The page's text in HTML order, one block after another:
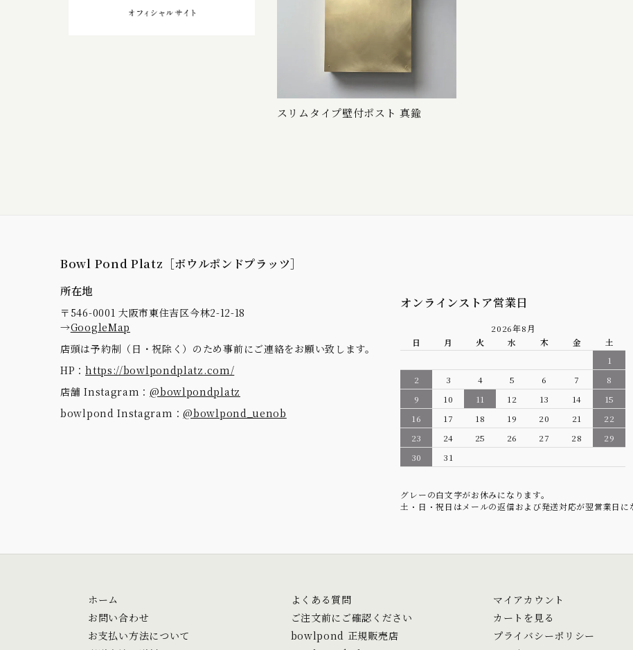
スリムタイプ壁付ポスト 真鍮
Bowl Pond Platz［ボウルポンドプラッツ］
所在地
〒546-0001 大阪市東住吉区今林2-12-18
→GoogleMap
店頭は予約制（日・祝除く）のため事前にご連絡をお願い致します。
HP：https://bowlpondplatz.com/
店舗 Instagram：@bowlpondplatz
bowlpond Instagram：@bowlpond_uenob
オンラインストア営業日
2026年8月
日
月 火 水 木 金
土
1
2
3 4 5 6 7
8
9
10 11 12 13 14
15
16
17 18 19 20 21
22
23
24 25 26 27 28
29
30
31
グレーの白文字がお休みになります。
土・日・祝日はメールの返信および発送対応が翌営業日に
ホーム
お問い合わせ
お支払い方法について
よくある質問
ご注文前にご確認ください
bowlpond 正規販売店
マイアカウント
カートを見る
プライバシーポリシー